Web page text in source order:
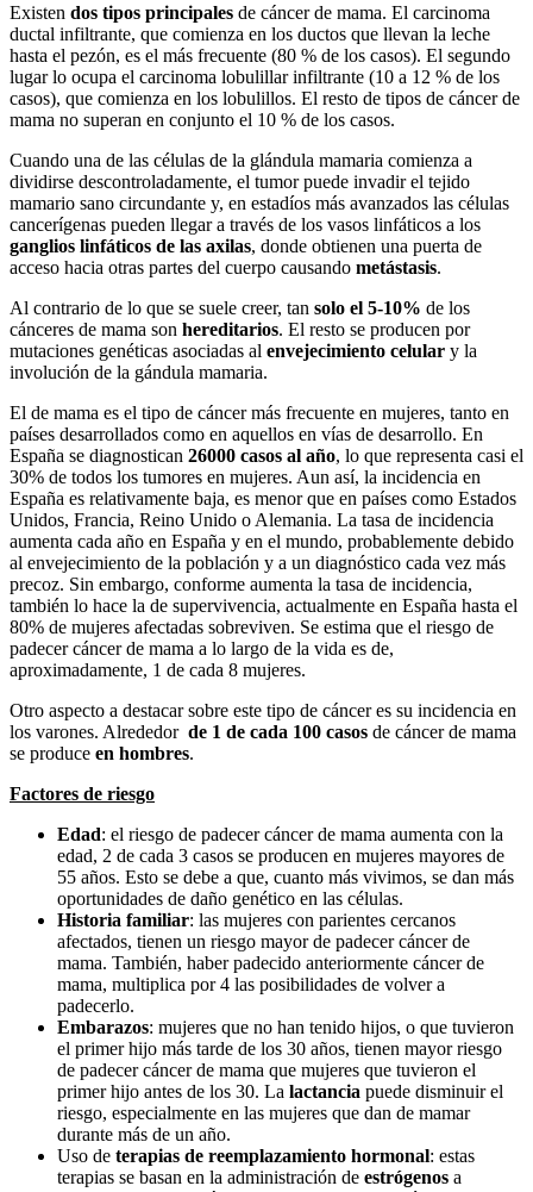
Existen dos tipos principales de cáncer de mama. El carcinoma
ductal infiltrante, que comienza en los ductos que llevan la leche
hasta el pezón, es el más frecuente (80 % de los casos). El segundo
lugar lo ocupa el carcinoma lobulillar infiltrante (10 a 12 % de los
casos), que comienza en los lobulillos. El resto de tipos de cáncer de
mama no superan en conjunto el 10 % de los casos.
Cuando una de las células de la glándula mamaria comienza a
dividirse descontroladamente, el tumor puede invadir el tejido
mamario sano circundante y, en estadíos más avanzados las células
cancerígenas pueden llegar a través de los vasos linfáticos a los
ganglios linfáticos de las axilas, donde obtienen una puerta de
acceso hacia otras partes del cuerpo causando metástasis.
Al contrario de lo que se suele creer, tan solo el 5-10% de los
cánceres de mama son hereditarios. El resto se producen por
mutaciones genéticas asociadas al envejecimiento celular y la
involución de la gándula mamaria.
El de mama es el tipo de cáncer más frecuente en mujeres, tanto en
países desarrollados como en aquellos en vías de desarrollo. En
España se diagnostican 26000 casos al año, lo que representa casi el
30% de todos los tumores en mujeres. Aun así, la incidencia en
España es relativamente baja, es menor que en países como Estados
Unidos, Francia, Reino Unido o Alemania. La tasa de incidencia
aumenta cada año en España y en el mundo, probablemente debido
al envejecimiento de la población y a un diagnóstico cada vez más
precoz. Sin embargo, conforme aumenta la tasa de incidencia,
también lo hace la de supervivencia, actualmente en España hasta el
80% de mujeres afectadas sobreviven. Se estima que el riesgo de
padecer cáncer de mama a lo largo de la vida es de,
aproximadamente, 1 de cada 8 mujeres.
Otro aspecto a destacar sobre este tipo de cáncer es su incidencia en
los varones. Alrededor de 1 de cada 100 casos de cáncer de mama
se produce en hombres.
Factores de riesgo
Edad: el riesgo de padecer cáncer de mama aumenta con la
edad, 2 de cada 3 casos se producen en mujeres mayores de
55 años. Esto se debe a que, cuanto más vivimos, se dan más
oportunidades de daño genético en las células.
Historia familiar: las mujeres con parientes cercanos
afectados, tienen un riesgo mayor de padecer cáncer de
mama. También, haber padecido anteriormente cáncer de
mama, multiplica por 4 las posibilidades de volver a
padecerlo.
Embarazos: mujeres que no han tenido hijos, o que tuvieron
el primer hijo más tarde de los 30 años, tienen mayor riesgo
de padecer cáncer de mama que mujeres que tuvieron el
primer hijo antes de los 30. La lactancia puede disminuir el
riesgo, especialmente en las mujeres que dan de mamar
durante más de un año.
Uso de terapias de reemplazamiento hormonal: estas
terapias se basan en la administración de estrógenos a